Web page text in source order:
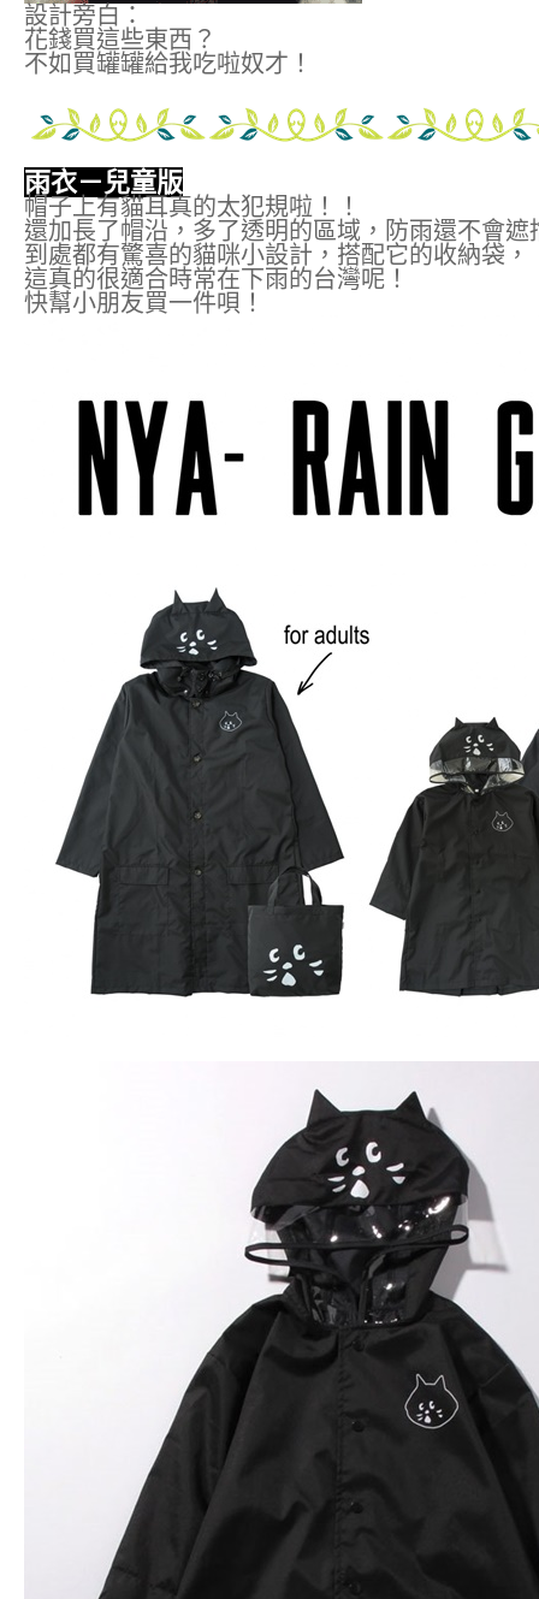
設計旁白：
花錢買這些東西？
不如買罐罐給我吃啦奴才！
雨衣－兒童版
帽子上有貓耳真的太犯規啦！！
還加長了帽沿，多了透明的區域，防雨還不會遮
到處都有驚喜的貓咪小設計，搭配它的收納袋，
這真的很適合時常在下雨的台灣呢！
快幫小朋友買一件唄！